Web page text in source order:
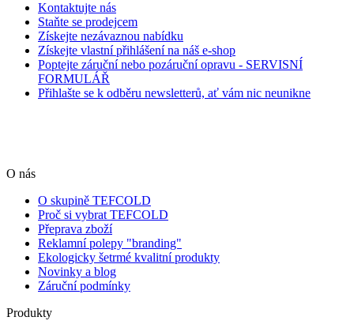
Kontaktujte nás
Staňte se prodejcem
Získejte nezávaznou nabídku
Získejte vlastní přihlášení na náš e-shop
Poptejte záruční nebo pozáruční opravu - SERVISNÍ
FORMULÁŘ
Přihlašte se k odběru newsletterů, ať vám nic neunikne
O nás
O skupině TEFCOLD
Proč si vybrat TEFCOLD
Přeprava zboží
Reklamní polepy "branding"
Ekologicky šetrmé kvalitní produkty
Novinky a blog
Záruční podmínky
Produkty